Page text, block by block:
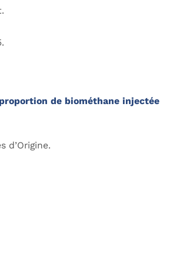
de biométhane injectée
d’Origine.